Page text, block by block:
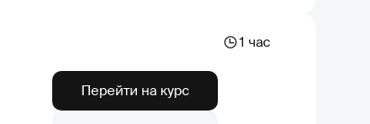
1 час
Перейти на курс